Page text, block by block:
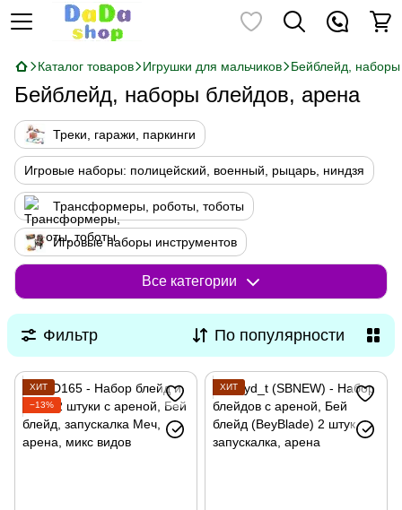
Каталог товаров Игрушки для мальчиков Бейблейд,
Бейблейд, наборы блейдов, арена
Треки, гаражи, паркинги
Игровые наборы: полицейский, военный, рыцарь, ниндзя
Трансформеры, роботы, тоботы
Игровые наборы инструментов
Бейблейд, наборы блейдов, арена
Машинки, корабли, самолеты, наборы
Фигурки супергероев, героев мультфильмов
Железные дороги, поезда Детские рации
Все категории
Фильтр По популярности
ХИТ
−13%
ХИТ